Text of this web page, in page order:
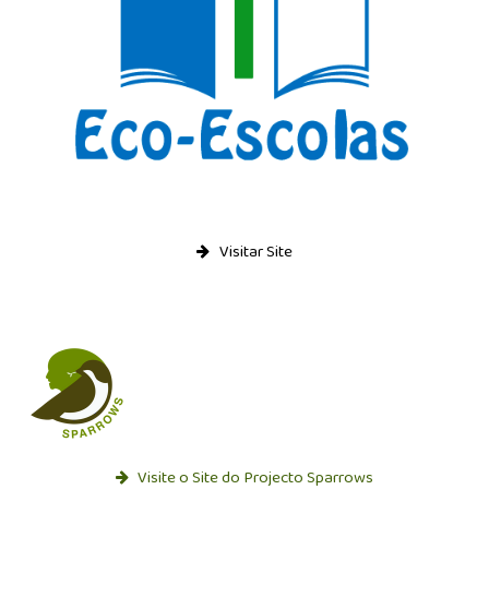
Visitar Site
Visite o Site do Projecto Sparrows